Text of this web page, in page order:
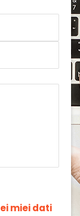
miei dati